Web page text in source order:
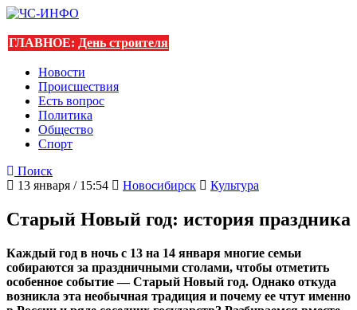
ГЛАВНОЕ: День строителя
Новости
Происшествия
Есть вопрос
Политика
Общество
Спорт
Поиск
13 января / 15:54
Новосибирск Культура
Старый Новый год: история праздника
Каждый год в ночь с 13 на 14 января многие семьи
собираются за праздничными столами, чтобы отметить
особенное событие — Старый Новый год. Однако откуда
возникла эта необычная традиция и почему ее чтут именно